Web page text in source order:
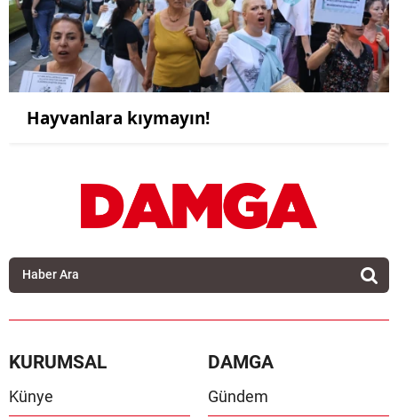
Hayvanlara kıymayın!
KURUMSAL
Künye
DAMGA
Gündem